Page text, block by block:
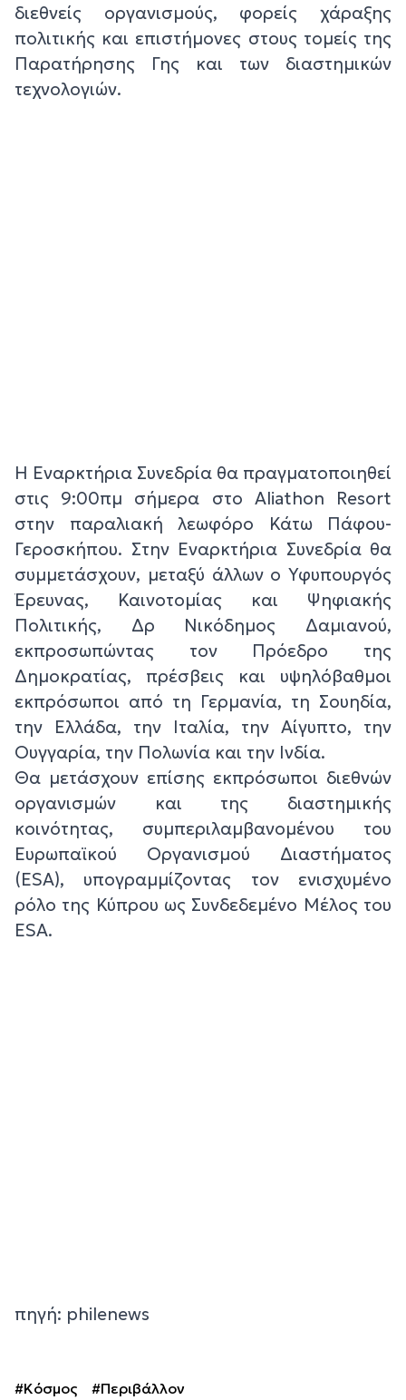
διεθνείς οργανισμούς, φορείς χάραξης
πολιτικής και επιστήμονες στους τομείς της
Παρατήρησης Γης και των διαστημικών
τεχνολογιών.
Η Εναρκτήρια Συνεδρία θα πραγματοποιηθεί
στις 9:00πμ σήμερα στο Aliathon Resort
στην παραλιακή λεωφόρο Κάτω Πάφου-
Γεροσκήπου. Στην Εναρκτήρια Συνεδρία θα
συμμετάσχουν, μεταξύ άλλων ο Υφυπουργός
Έρευνας, Καινοτομίας και Ψηφιακής
Πολιτικής, Δρ Νικόδημος Δαμιανού,
εκπροσωπώντας τον Πρόεδρο της
Δημοκρατίας, πρέσβεις και υψηλόβαθμοι
εκπρόσωποι από τη Γερμανία, τη Σουηδία,
την Ελλάδα, την Ιταλία, την Αίγυπτο, την
Ουγγαρία, την Πολωνία και την Ινδία.
Θα μετάσχουν επίσης εκπρόσωποι διεθνών
οργανισμών και της διαστημικής
κοινότητας, συμπεριλαμβανομένου του
Ευρωπαϊκού Οργανισμού Διαστήματος
(ESA), υπογραμμίζοντας τον ενισχυμένο
ρόλο της Κύπρου ως Συνδεδεμένο Μέλος του
ESA.
πηγή: philenews
#Κόσμος #Περιβάλλον